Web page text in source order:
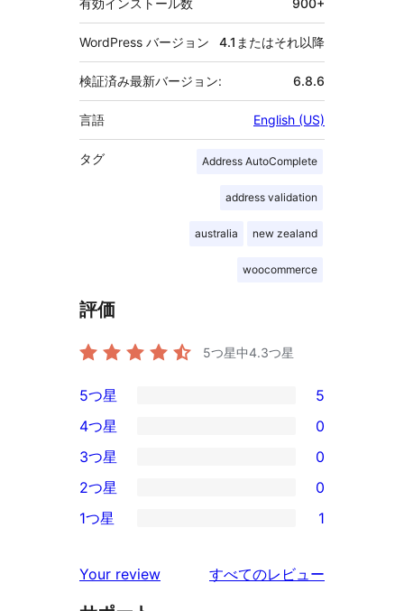
WordPress バージョン 4.1またはそれ以降
検証済み最新バージョン: 6.8.6
言語 English (US)
タグ Address AutoComplete
address validation
australia new zealand
woocommerce
評価
5つ星中4.3つ星
5
5-
星
レ
ビ
ー
5つ星 5
4-
星
レ
ュ
ー
4つ星 0
0
3-
星
ビ
ュ
3つ星 0
2-
レ
ビ
2つ星 0
星
1つ星 1
Your review すべてのレビュー